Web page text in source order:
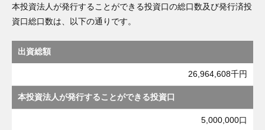
本投資法人が発行することができる投資口の総口数及び発行済投
資口総口数は、以下の通りです。
出資総額
26,964,608千円
本投資法人が発行することができる投資口
5,000,000口